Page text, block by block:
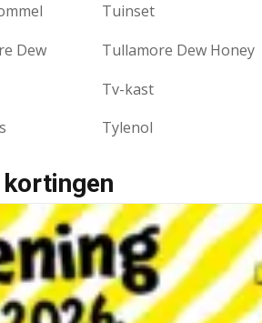
Tuinset
Dew Tullamore Dew Honey
Tv-kast
Tylenol